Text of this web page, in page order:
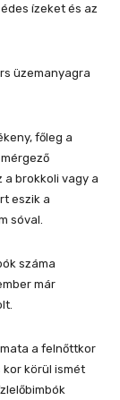
ízeket és az
üzemanyagra
főleg a
a brokkoli vagy a
eszik a
sóval.
száma
már
a felnőttkor
kor körül ismét